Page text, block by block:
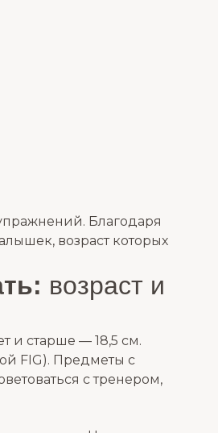
Благодаря
возраст которых
возраст и
и старше — 18,5 см.
FIG). Предметы с
с тренером,